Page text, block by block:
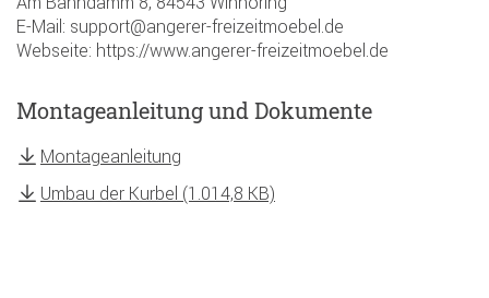
E-Mail: support@angerer-freizeitmoebel.de
Webseite: https://www.angerer-freizeitmoebel.de
Montageanleitung und Dokumente
Montageanleitung
Umbau der Kurbel (1.014,8 KB)